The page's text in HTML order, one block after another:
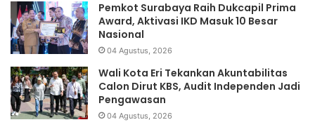
Pemkot Surabaya Raih Dukcapil Prima
Award, Aktivasi IKD Masuk 10 Besar
Nasional
04 Agustus, 2026
Wali Kota Eri Tekankan Akuntabilitas
Calon Dirut KBS, Audit Independen Jadi
Pengawasan
04 Agustus, 2026